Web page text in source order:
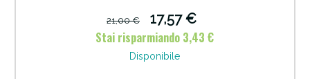
21,00 €
17,57 €
Stai risparmiando 3,43 €
Disponibile